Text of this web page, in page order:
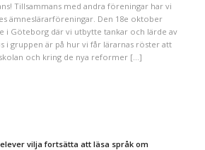
Tillsammans med andra föreningar har vi
ämneslärarföreningar. Den 18e oktober
i Göteborg där vi utbytte tankar och lärde av
i gruppen är på hur vi får lärarnas röster att
och kring de nya reformer […]
vilja fortsätta att läsa språk om